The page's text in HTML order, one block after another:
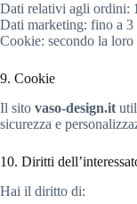
Dati relativi agli ordini:
Dati marketing: fino a 3
Cookie: secondo la loro
9. Cookie
Il sito vaso-design.it
sicurezza e
10. Diritti
Hai il diritto di: